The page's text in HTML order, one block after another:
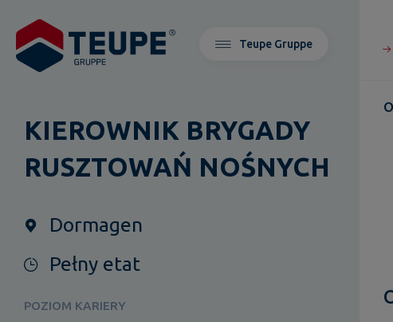
Teupe Gruppe
KIEROWNIK BRYGADY
RUSZTOWAŃ NOŚNYCH
Dormagen
Pełny etat
POZIOM KARIERY